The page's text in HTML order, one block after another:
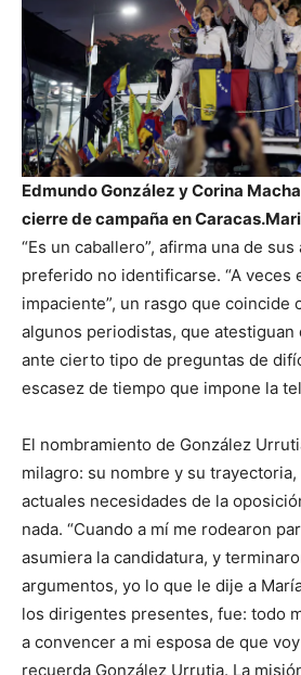
Edmundo González y Corina
cierre de campaña en Caracas.
“Es un caballero”, afirma una de
preferido no identificarse. “A veces
impaciente”, un rasgo que coincide
algunos periodistas, que atestiguan
ante cierto tipo de preguntas de
escasez de tiempo que impone la
El nombramiento de González
milagro: su nombre y su
actuales necesidades de la
nada. “Cuando a mí me rodearon
asumiera la candidatura, y
argumentos, yo lo que le dije a
los dirigentes presentes, fue: todo
a convencer a mi esposa de que
recuerda González Urrutia. La